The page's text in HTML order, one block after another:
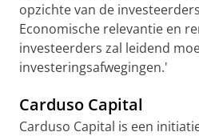
opzichte van de
Economische relevantie en
investeerders zal leidend
investeringsafwegingen.'
Carduso Capital
Carduso Capital is een